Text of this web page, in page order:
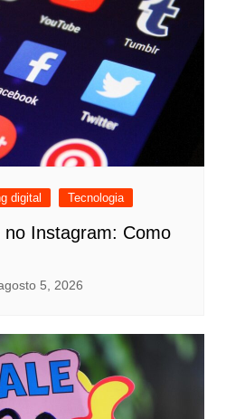
digital Tecnologia
Instagram: Como
5, 2026